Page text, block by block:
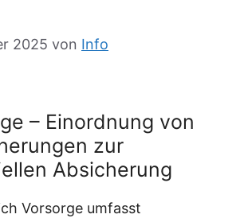
2025 von Info
– Einordnung von
zur
Absicherung
Vorsorge umfasst